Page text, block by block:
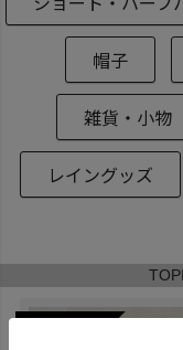
帽子
雑貨・小物
レイングッズ